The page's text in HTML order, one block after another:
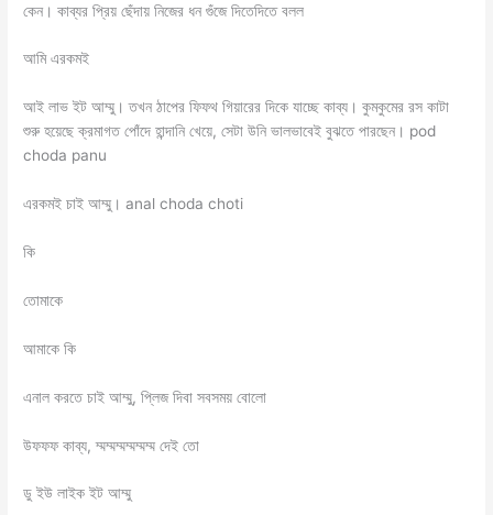
কেন। কাব্যর প্রিয় ছেঁদায় নিজের ধন গুঁজে দিতেদিতে বলল
আমি এরকমই
আই লাভ ইট আম্মু। তখন ঠাপের ফিফথ গিয়ারের দিকে যাচ্ছে কাব্য। কুমকুমের রস কাটা
শুরু হয়েছে ক্রমাগত পোঁদে হান্দানি খেয়ে, সেটা উনি ভালভাবেই বুঝতে পারছেন। pod
choda panu
এরকমই চাই আম্মু। anal choda choti
কি
তোমাকে
আমাকে কি
এনাল করতে চাই আম্মু, প্লিজ দিবা সবসময় বোলো
উফফফ কাব্য, ম্মম্মম্মম্মম্মম্ম দেই তো
ডু ইউ লাইক ইট আম্মু